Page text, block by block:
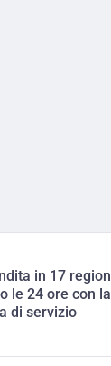
in 17
le 24 ore con la
di servizio